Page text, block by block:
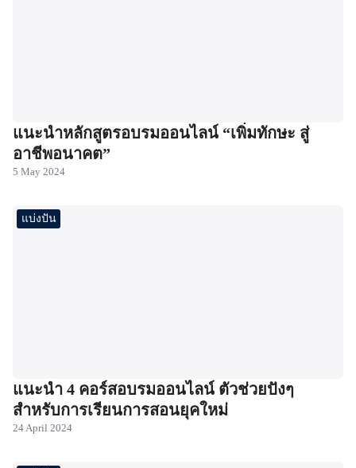
แนะนำหลักสูตรอบรมออนไลน์ “เพิ่มทักษะ สู่
อาชีพอนาคต”
5 May 2024
แบ่งปัน
แนะนำ 4 คอร์สอบรมออนไลน์ ตัวช่วยปังๆ
สำหรับการเรียนการสอนยุคใหม่
24 April 2024